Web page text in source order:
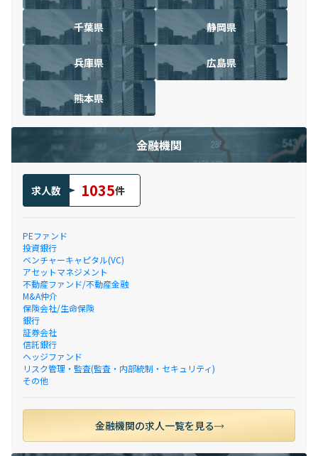
千葉県 静岡県
兵庫県 広島県
熊本県
金融機関
求人数 1035件
PEファンド
投資銀行
ベンチャーキャピタル(VC)
アセットマネジメント
不動産ファンド/不動産金融
M&A仲介
保険会社/生命保険
銀行
証券会社
信託銀行
ヘッジファンド
リスク管理・監査(監査・内部統制・セキュリティ)
その他
金融機関の求人一覧を見る